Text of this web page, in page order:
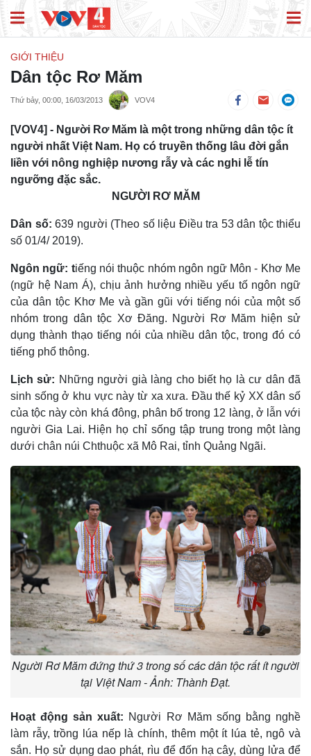
GIỚI THIỆU
Dân tộc Rơ Măm
Thứ bảy, 00:00, 16/03/2013 VOV4
[VOV4] - Người Rơ Măm là một trong những dân tộc ít
người nhất Việt Nam. Họ có truyền thống lâu đời gắn
liền với nông nghiệp nương rẫy và các nghi lễ tín
ngưỡng đặc sắc.
NGƯỜI RƠ MĂM
Dân số: 639 người (Theo số liệu Điều tra 53 dân tộc thiểu
số 01/4/ 2019).
Ngôn ngữ: tiếng nói thuộc nhóm ngôn ngữ Môn - Khơ Me
(ngữ hệ Nam Á), chịu ảnh hưởng nhiều yếu tố ngôn ngữ
của dân tộc Khơ Me và gần gũi với tiếng nói của một số
nhóm trong dân tộc Xơ Ðăng. Người Rơ Măm hiện sử
dụng thành thạo tiếng nói của nhiều dân tộc, trong đó có
tiếng phổ thông.
Lịch sử: Những người già làng cho biết họ là cư dân đã
sinh sống ở khu vực này từ xa xưa. Ðầu thế kỷ XX dân số
của tộc này còn khá đông, phân bố trong 12 làng, ở lẫn với
người Gia Lai. Hiện họ chỉ sống tập trung trong một làng
dưới chân núi Chthuộc xã Mô Rai, tỉnh Quảng Ngãi.
Người Rơ Măm đứng thứ 3 trong số các dân tộc rất ít người
tại Việt Nam - Ảnh: Thành Đạt.
Hoạt động sản xuất: Người Rơ Măm sống bằng nghề
làm rẫy, trồng lúa nếp là chính, thêm một ít lúa tẻ, ngô và
sắn. Họ sử dụng dao phát, rìu để đốn hạ cây, dùng lửa để